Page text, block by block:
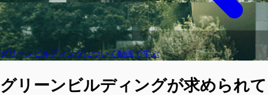
グリーンビルディングについて動画で学ぶ
グリーンビルディングが求められて